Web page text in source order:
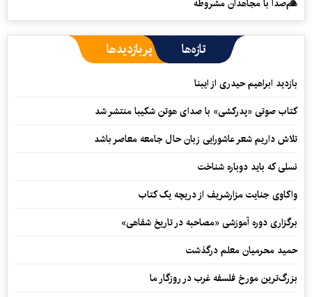
هم‌صدا با مجاهدان مشروطه
تازه‌ها پربازدیدها
بازدید ابراهیم حیدری از ایبنا
کتاب صوتی «پدرکشی» با صدای هوتن شکیبا منتشر شد
تلاش داریم شعر عاشورایی زبان حال جامعه معاصر باشد
نسلی که باید دوباره شناخت
واکاوی جنایت مزارشریف از دریچه یک کتاب
برگزاری دوره آموزشی «مصاحبه در تاریخ شفاهی»
حمید محرمیان معلم درگذشت
بزرگ‌ترین مورخ فلسفه غرب در روزگار ما